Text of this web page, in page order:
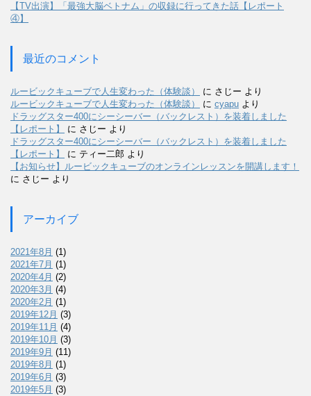
【TV出演】「最強大脳ベトナム」の収録に行ってきた話【レポート
④】
最近のコメント
ルービックキューブで人生変わった（体験談） に さじー より
ルービックキューブで人生変わった（体験談）
に cyapu より
ドラッグスター400にシーシーバー（バックレスト）を装着しました
【レポート】
に さじー より
ドラッグスター400にシーシーバー（バックレスト）を装着しました
【レポート】
に ティー二郎 より
【お知らせ】ルービックキューブのオンラインレッスンを開講します！
に さじー より
アーカイブ
2021年8月 (1)
2021年7月 (1)
2020年4月 (2)
2020年3月 (4)
2020年2月 (1)
2019年12月 (3)
2019年11月 (4)
2019年10月 (3)
2019年9月 (11)
2019年8月 (1)
2019年6月 (3)
2019年5月 (3)